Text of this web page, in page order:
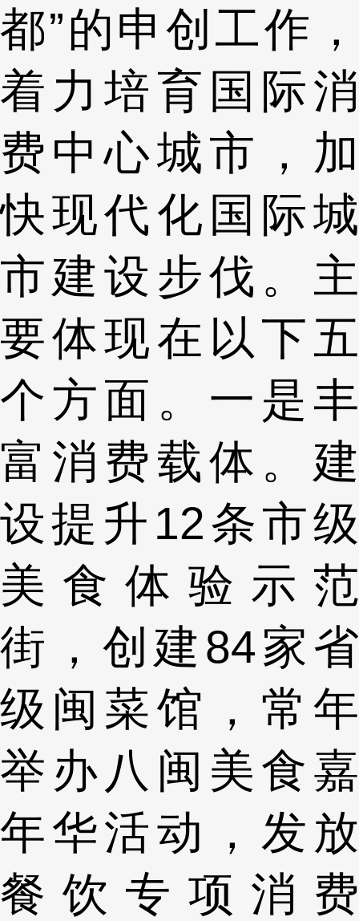
都”的申创工作，
着力培育国际消
费中心城市，加
快现代化国际城
市建设步伐。主
要体现在以下五
个方面。一是丰
富消费载体。建
设提升12条市级
美食体验示范
街，创建84家省
级闽菜馆，常年
举办八闽美食嘉
年华活动，发放
餐饮专项消费